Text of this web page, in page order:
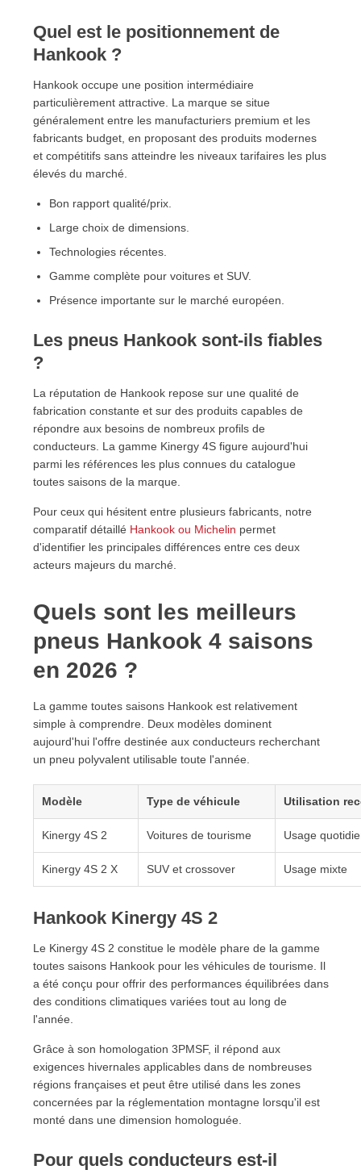
Quel est le positionnement de
Hankook ?
Hankook occupe une position intermédiaire
particulièrement attractive. La marque se situe
généralement entre les manufacturiers premium et les
fabricants budget, en proposant des produits modernes
et compétitifs sans atteindre les niveaux tarifaires les plus
élevés du marché.
Bon rapport qualité/prix.
Large choix de dimensions.
Technologies récentes.
Gamme complète pour voitures et SUV.
Présence importante sur le marché européen.
Les pneus Hankook sont-ils fiables
?
La réputation de Hankook repose sur une qualité de
fabrication constante et sur des produits capables de
répondre aux besoins de nombreux profils de
conducteurs. La gamme Kinergy 4S figure aujourd'hui
parmi les références les plus connues du catalogue
toutes saisons de la marque.
Pour ceux qui hésitent entre plusieurs fabricants, notre
comparatif détaillé Hankook ou Michelin permet
d'identifier les principales différences entre ces deux
acteurs majeurs du marché.
Quels sont les meilleurs
pneus Hankook 4 saisons
en 2026 ?
La gamme toutes saisons Hankook est relativement
simple à comprendre. Deux modèles dominent
aujourd'hui l'offre destinée aux conducteurs recherchant
un pneu polyvalent utilisable toute l'année.
Modèle Type de véhicule Utilisation
Kinergy 4S 2 Voitures de tourisme Usage
Kinergy 4S 2 X SUV et crossover Usage mixte
Hankook Kinergy 4S 2
Le Kinergy 4S 2 constitue le modèle phare de la gamme
toutes saisons Hankook pour les véhicules de tourisme. Il
a été conçu pour offrir des performances équilibrées dans
des conditions climatiques variées tout au long de
l'année.
Grâce à son homologation 3PMSF, il répond aux
exigences hivernales applicables dans de nombreuses
régions françaises et peut être utilisé dans les zones
concernées par la réglementation montagne lorsqu'il est
monté dans une dimension homologuée.
Pour quels conducteurs est-il